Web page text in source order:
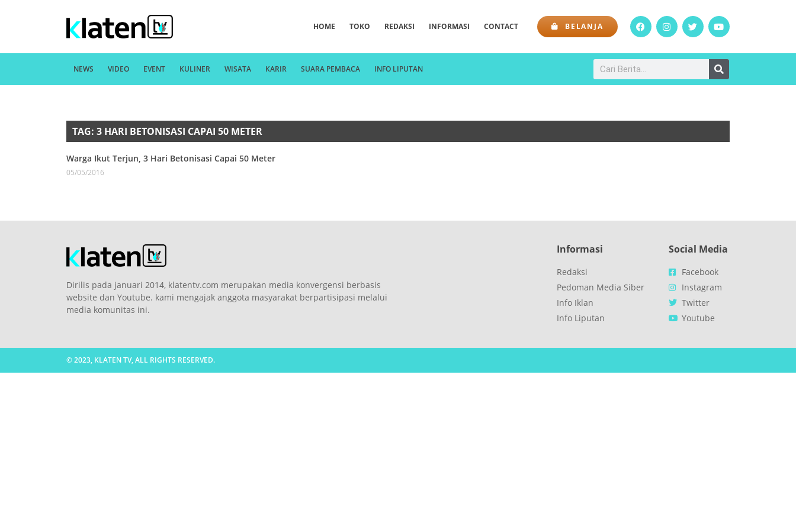
HOME TOKO REDAKSI INFORMASI CONTACT BELANJA
NEWS VIDEO EVENT KULINER WISATA KARIR SUARA PEMBACA INFO LIPUTAN
TAG: 3 HARI BETONISASI CAPAI 50 METER
Warga Ikut Terjun, 3 Hari Betonisasi Capai 50 Meter
05/05/2016
Dirilis pada januari 2014, klatentv.com merupakan media konvergensi berbasis
website dan Youtube. kami mengajak anggota masyarakat berpartisipasi melalui
media komunitas ini.
Informasi
Redaksi
Pedoman Media Siber
Info Iklan
Info Liputan
Social Media
Facebook
Instagram
Twitter
Youtube
© 2023, KLATEN TV, ALL RIGHTS RESERVED.